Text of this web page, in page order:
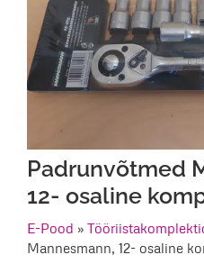
Padrunvõtmed
12- osaline
E-Pood »
Mannesmann, 12- osaline